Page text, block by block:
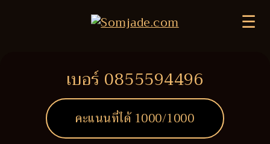
☰
เบอร์ 0855594496
คะแนนที่ได้ 1000/1000